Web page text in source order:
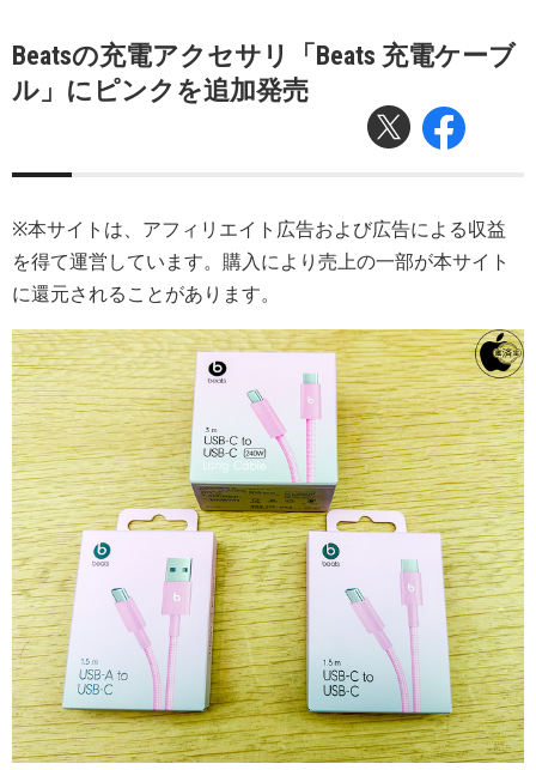
Beatsの充電アクセサリ「Beats 充電ケーブ
ル」にピンクを追加発売
※本サイトは、アフィリエイト広告および広告による収益
を得て運営しています。購入により売上の一部が本サイト
に還元されることがあります。